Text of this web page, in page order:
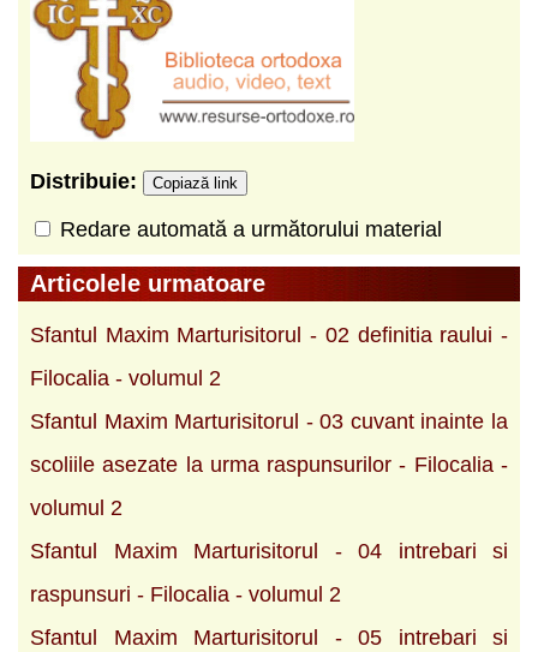
Distribuie: Copiază link
Redare automată a următorului material
Articolele urmatoare
Sfantul Maxim Marturisitorul - 02 definitia raului -
Filocalia - volumul 2
Sfantul Maxim Marturisitorul - 03 cuvant inainte la
scoliile asezate la urma raspunsurilor - Filocalia -
volumul 2
Sfantul Maxim Marturisitorul - 04 intrebari si
raspunsuri - Filocalia - volumul 2
Sfantul Maxim Marturisitorul - 05 intrebari si